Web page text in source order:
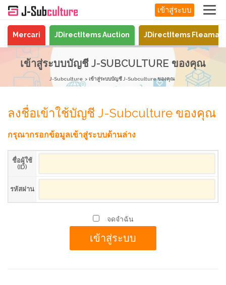
เข้าสู่ระบบ
Mercari JDirectItems Auction JDirectItems
เข้าสู่ระบบบัญชี J-SUBCULTURE ของคุณ
J-Subculture เข้าสู่ระบบบัญชี J-Subculture ของคุณ
ลงชื่อเข้าใช้บัญชี J-Subculture ของคุณ
กรุณากรอกข้อมูลเข้าสู่ระบบด้านล่าง
ชื่อผู้ใช้
(ID)
รหัสผ่าน
จดจำฉัน